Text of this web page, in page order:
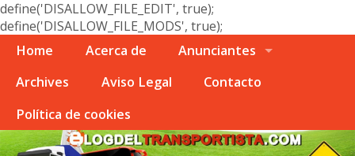
define('DISALLOW_FILE_EDIT', true);
define('DISALLOW_FILE_MODS', true);
Home
Acerca de
Anunciantes
Archives
Aviso Legal
Contacto
Polí­tica de cookies